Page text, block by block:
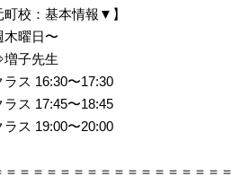
町校：基本情報▼】
木曜日〜
子先生
ラス 16:30〜17:30
ラス 17:45〜18:45
ラス 19:00〜20:00
＝＝＝＝＝＝＝＝＝＝＝＝＝＝＝＝＝